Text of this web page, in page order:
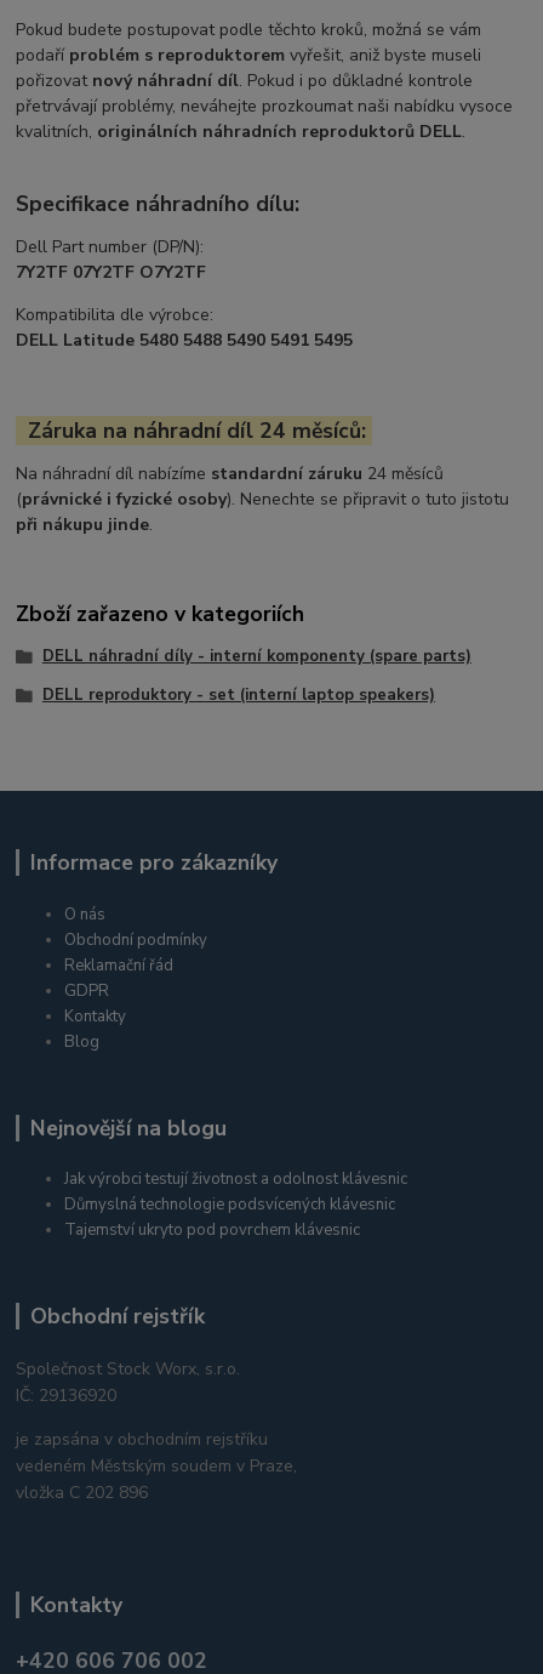
Pokud budete postupovat podle těchto kroků, možná se vám
podaří problém s reproduktorem vyřešit, aniž byste museli
pořizovat nový náhradní díl. Pokud i po důkladné kontrole
přetrvávají problémy, neváhejte prozkoumat naši nabídku vysoce
kvalitních, originálních náhradních reproduktorů DELL.
Specifikace náhradního dílu:
Dell Part number (DP/N):
7Y2TF 07Y2TF O7Y2TF
Kompatibilita dle výrobce:
DELL Latitude 5480 5488 5490 5491 5495
Záruka na náhradní díl 24 měsíců:
Na náhradní díl nabízíme standardní záruku 24 měsíců
(právnické i fyzické osoby). Nenechte se připravit o tuto jistotu
při nákupu jinde.
Zboží zařazeno v kategoriích
DELL náhradní díly - interní komponenty (spare parts)
DELL reproduktory - set (interní laptop speakers)
Informace pro zákazníky
O nás
Obchodní podmínky
Reklamační řád
GDPR
Kontakty
Blog
Nejnovější na blogu
Jak výrobci testují životnost a odolnost klávesnic
Důmyslná technologie podsvícených klávesnic
Tajemství ukryto pod povrchem klávesnic
Obchodní rejstřík
Společnost Stock Worx, s.r.o.
IČ: 29136920
je zapsána v obchodním rejstříku
vedeném Městským soudem v Praze,
vložka C 202 896
Kontakty
+420 606 706 002